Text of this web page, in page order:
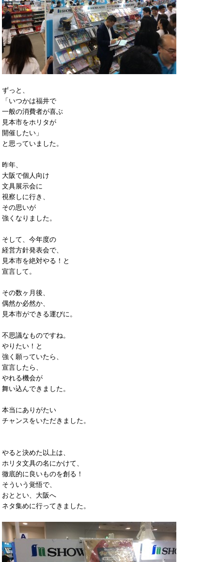
ずっと、
「いつかは福井で
一般の消費者が喜ぶ
見本市をホリタが
開催したい」
と思っていました。
昨年、
大阪で個人向け
文具展示会に
視察しに行き、
その思いが
強くなりました。
そして、今年度の
経営方針発表会で、
見本市を絶対やる！と
宣言して。
その数ヶ月後、
偶然か必然か、
見本市ができる運びに。
不思議なものですね。
やりたい！と
強く願っていたら、
宣言したら、
やれる機会が
舞い込んできました。
本当にありがたい
チャンスをいただきました。
やると決めた以上は、
ホリタ文具の名にかけて、
徹底的に良いものを創る！
そういう覚悟で、
おととい、大阪へ
ネタ集めに行ってきました。